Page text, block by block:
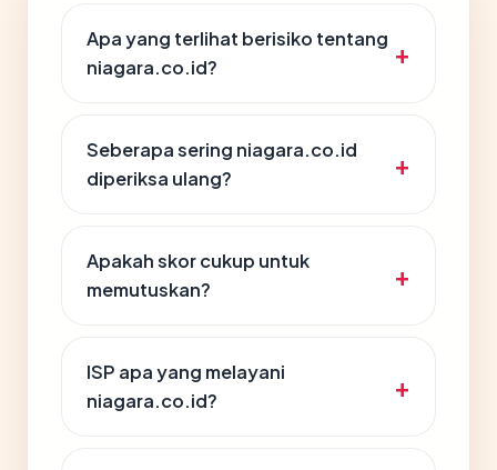
Apa yang terlihat berisiko tentang
niagara.co.id?
Seberapa sering niagara.co.id
diperiksa ulang?
Apakah skor cukup untuk
memutuskan?
ISP apa yang melayani
niagara.co.id?